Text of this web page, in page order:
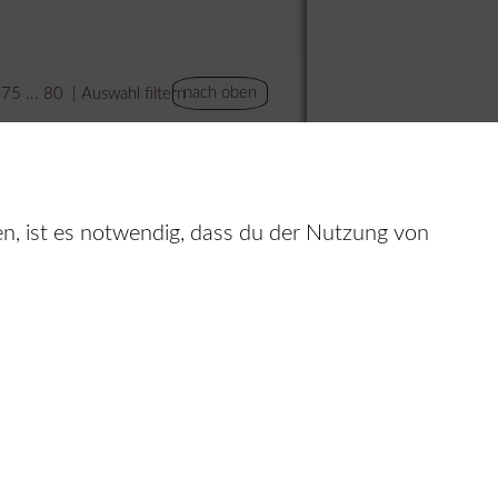
ist es notwendig, dass du der Nutzung von
75 80 Auswahl filternnach oben
Anfahrt
Bewertungen